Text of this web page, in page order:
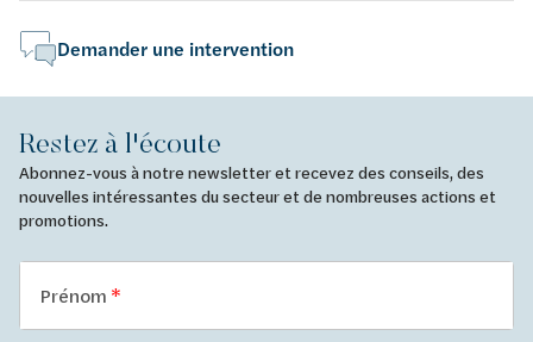
Demander une intervention
Restez à l'écoute
Abonnez-vous à notre newsletter et recevez des conseils, des
nouvelles intéressantes du secteur et de nombreuses actions et
promotions.
Prénom